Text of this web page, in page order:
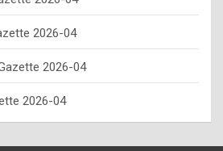
u
s
h
o
2026-04
2026-04
2026-04